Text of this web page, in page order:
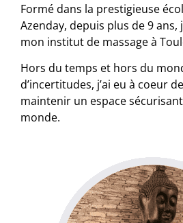
Formé dans la prestigieuse
Azenday, depuis plus de 9 ans,
mon institut de massage à
Hors du temps et hors du
d’incertitudes, j’ai eu à coeur
maintenir un espace
monde.